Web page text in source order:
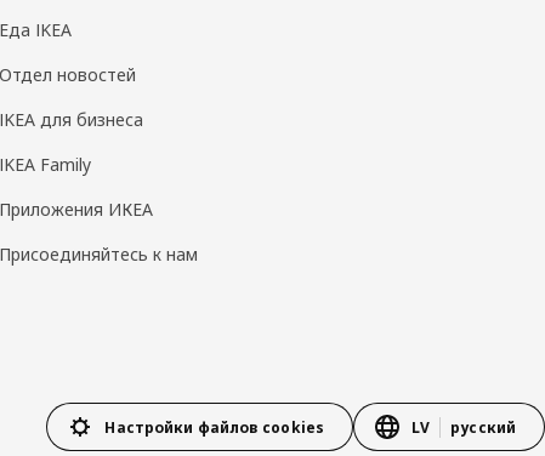
Еда IKEA
Отдел новостей
IKEA для бизнеса
IKEA Family
Приложения ИКЕА
Присоединяйтесь к нам
Настройки файлов cookies LV русский